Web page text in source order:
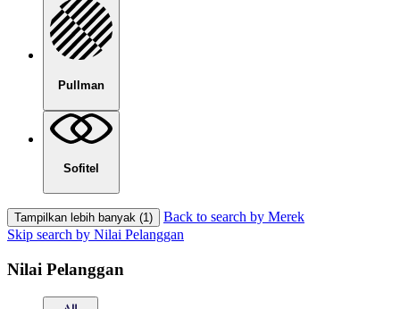
Pullman
Sofitel
Tampilkan lebih banyak (1)
Back to search by Merek
Skip search by Nilai Pelanggan
Nilai Pelanggan